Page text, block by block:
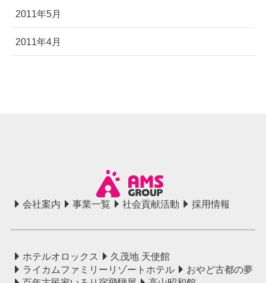
2011年5月
2011年4月
会社案内 事業一覧 社会貢献活動 採用情報
ホテルオロックス
久茂地 天使館
ライカムファミリーリゾートホテル
おやど古都の夢